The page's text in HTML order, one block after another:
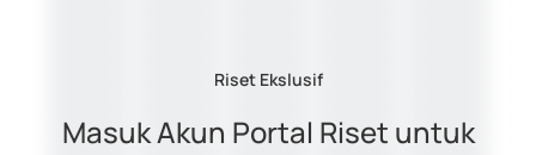
Riset Ekslusif
Masuk Akun Portal Riset untuk